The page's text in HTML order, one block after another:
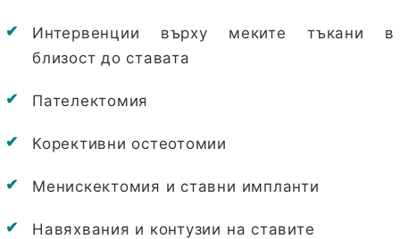
Интервенции върху меките тъкани в
близост до ставата
Пателектомия
Корективни остеотомии
Менискектомия и ставни импланти
Навяхвания и контузии на ставите